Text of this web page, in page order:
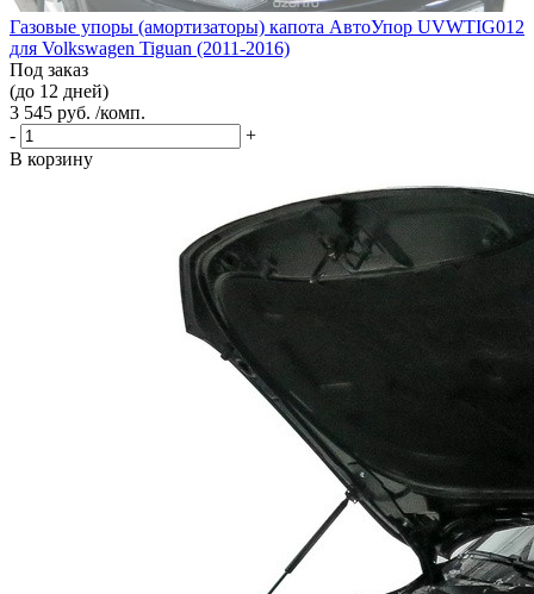
Газовые упоры (амортизаторы) капота АвтоУпор UVWTIG012
для Volkswagen Tiguan (2011-2016)
Под заказ
(до 12 дней)
3 545 руб. /комп.
-
+
В корзину